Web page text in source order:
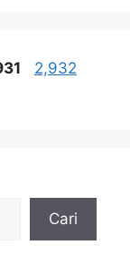
Halaman
2,932
Cari